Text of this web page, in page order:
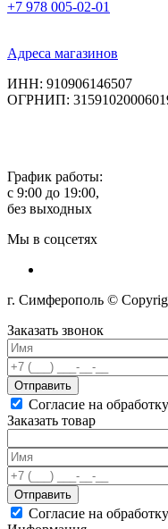
+7 978 005-02-01
Адреса магазинов
ИНН: 910906146507
ОГРНИП:
График работы:
с 9:00 до 19:00,
без выходных
Мы в соцсетях
г. Симферополь ©
Заказать звонок
Отправить
Согласие на
Заказать товар
Отправить
Согласие на